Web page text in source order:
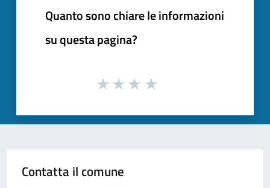
Quanto sono chiare le informazioni
su questa pagina?
Contatta il comune